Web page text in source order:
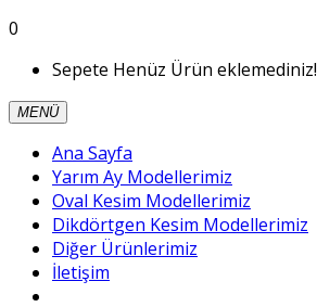
0
Sepete Henüz Ürün eklemediniz!
MENÜ
Ana Sayfa
Yarım Ay Modellerimiz
Oval Kesim Modellerimiz
Dikdörtgen Kesim Modellerimiz
Diğer Ürünlerimiz
İletişim